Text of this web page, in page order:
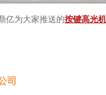
亿为大家推送的按键高光机
司